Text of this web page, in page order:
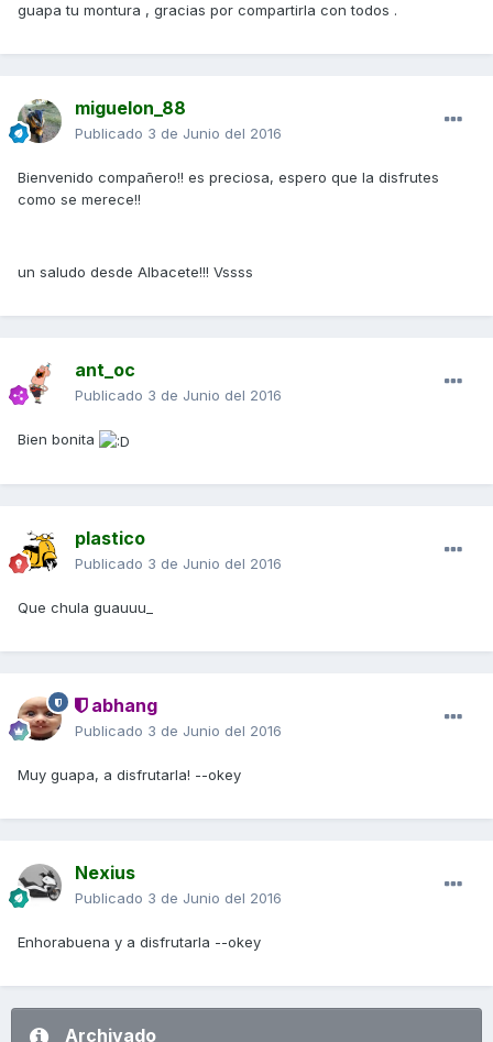
guapa tu montura , gracias por compartirla con todos .
miguelon_88
Publicado 3 de Junio del 2016
Bienvenido compañero!! es preciosa, espero que la disfrutes
como se merece!!
un saludo desde Albacete!!! Vssss
ant_oc
Publicado 3 de Junio del 2016
Bien bonita
plastico
Publicado 3 de Junio del 2016
Que chula guauuu_
abhang
Publicado 3 de Junio del 2016
Muy guapa, a disfrutarla! --okey
Nexius
Publicado 3 de Junio del 2016
Enhorabuena y a disfrutarla --okey
Archivado